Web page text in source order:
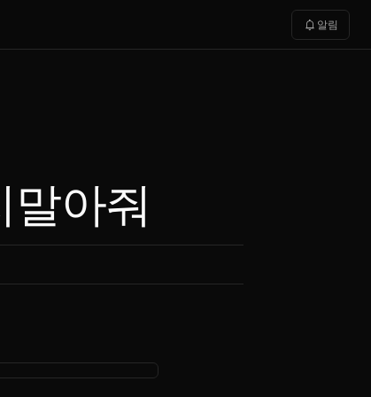
notifications 알림
말아줘